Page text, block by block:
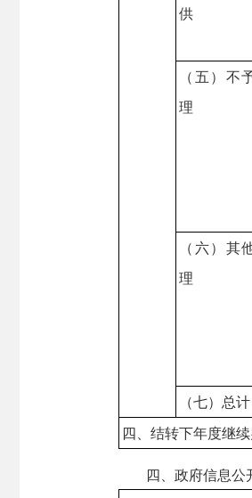
供
（五）不
理
（六）其
理
（七）总计
四、结转下年度继
四、政府信息